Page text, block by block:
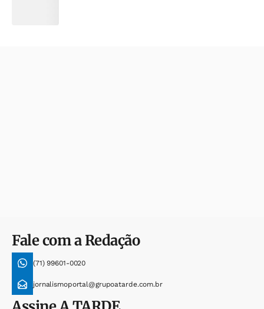
Fale com a Redação
(71) 99601-0020
jornalismoportal@grupoatarde.com.br